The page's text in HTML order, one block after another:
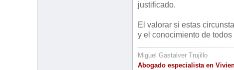
justificado.
El valorar si estas
y el conocimiento de
Miguel Gastalver Trujillo
Abogado especialista en